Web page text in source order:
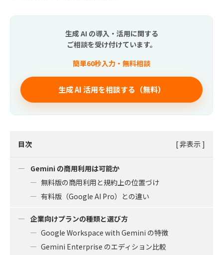
生成 AI の導入・活用に関する
ご相談を受け付けています。
簡単60秒入力・無料相談
生成 AI 活用を相談する（無料）
目次 [非表示 ]
Gemini の商用利用は可能か
無料版の商用利用と規約上の位置づけ
有料版（Google AI Pro）との違い
企業向けプランの種類と選び方
Google Workspace with Gemini の特徴
Gemini Enterprise のエディション比較